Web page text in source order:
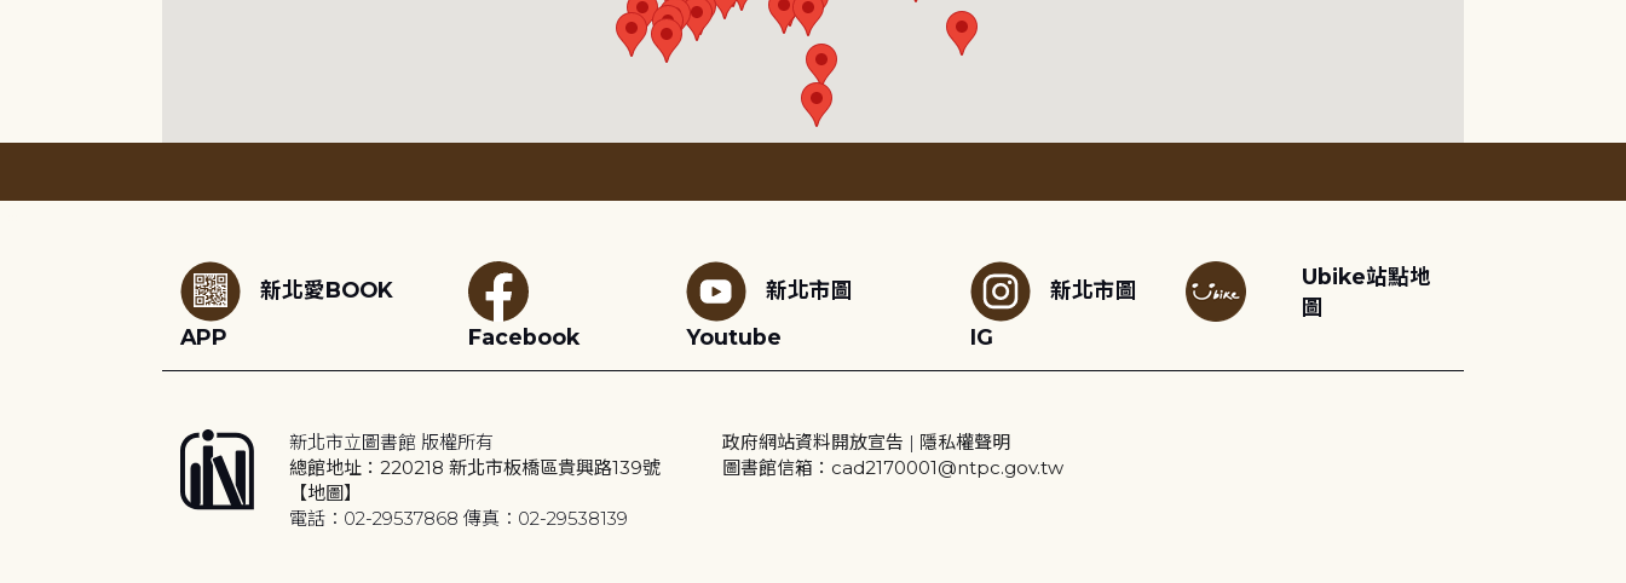
新北愛BOOK
APP
Facebook
新北市圖
Youtube
新北市圖
IG
Ubike站點地
圖
新北市立圖書館 版權所有
總館地址：220218 新北市板橋區貴興路139號
【地圖】
電話：02-29537868 傳真：02-29538139
政府網站資料開放宣告 | 隱私權聲明
圖書館信箱：cad2170001@ntpc.gov.tw